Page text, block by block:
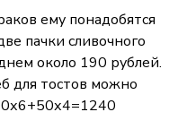
ему понадобятся
пачки сливочного
около 190 рублей.
для тостов можно